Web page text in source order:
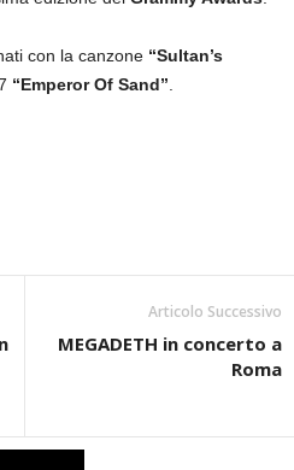
con la canzone “Sultan’s
“Emperor Of Sand”
Articolo Successivo
MEGADETH in concerto a
Roma